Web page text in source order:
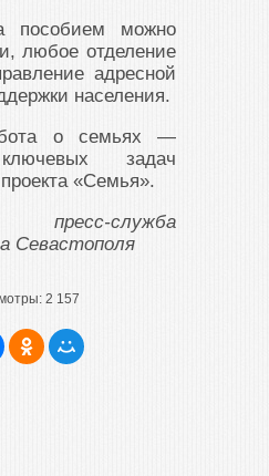
пособием можно
любое отделение
адресной
населения.
о семьях —
задач
«Семья».
служба
Севастополя
2 157